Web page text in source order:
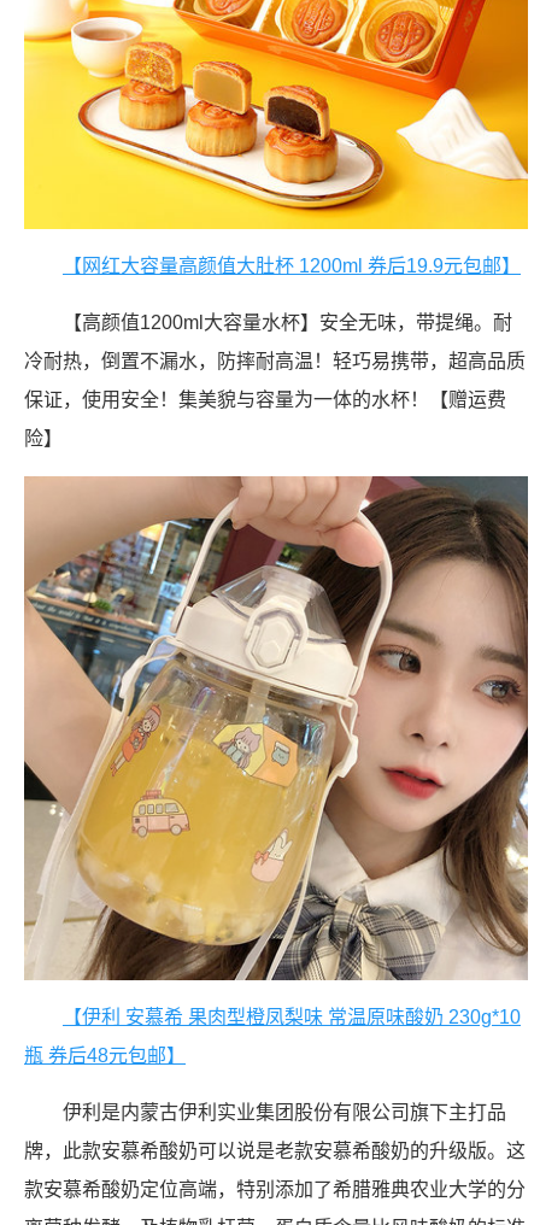
【网红大容量高颜值大肚杯 1200ml 券后19.9元包邮】
【高颜值1200ml大容量水杯】安全无味，带提绳。耐
冷耐热，倒置不漏水，防摔耐高温！轻巧易携带，超高品质
保证，使用安全！集美貌与容量为一体的水杯！【赠运费
险】
【伊利 安慕希 果肉型橙凤梨味 常温原味酸奶 230g*10
瓶 券后48元包邮】
伊利是内蒙古伊利实业集团股份有限公司旗下主打品
牌，此款安慕希酸奶可以说是老款安慕希酸奶的升级版。这
款安慕希酸奶定位高端，特别添加了希腊雅典农业大学的分